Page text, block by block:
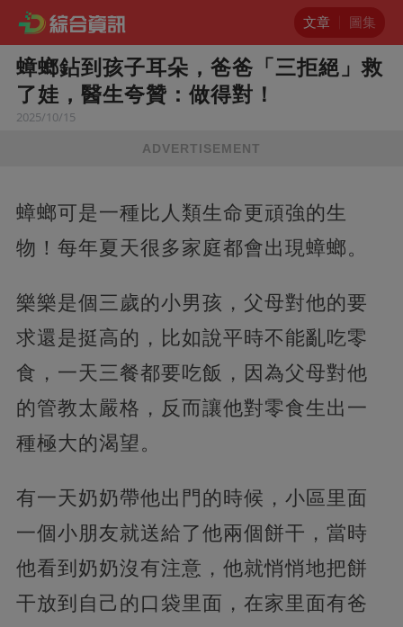
文章 圖集
蟑螂鉆到孩子耳朵，爸爸「三拒絕」救
了娃，醫生夸贊：做得對！
2025/10/15
ADVERTISEMENT
蟑螂可是一種比人類生命更頑強的生
物！每年夏天很多家庭都會出現蟑螂。
樂樂是個三歲的小男孩，父母對他的要
求還是挺高的，比如說平時不能亂吃零
食，一天三餐都要吃飯，因為父母對他
的管教太嚴格，反而讓他對零食生出一
種極大的渴望。
有一天奶奶帶他出門的時候，小區里面
一個小朋友就送給了他兩個餅干，當時
他看到奶奶沒有注意，他就悄悄地把餅
干放到自己的口袋里面，在家里面有爸